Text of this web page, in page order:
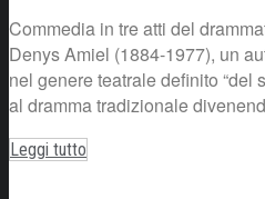
Commedia in tre atti del
Denys Amiel (1884-1977), un
nel genere teatrale definito “del
al dramma tradizionale
Leggi tutto